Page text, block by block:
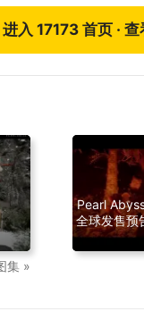
进入 17173 首页 ·
集 »
Pearl
全球发售预